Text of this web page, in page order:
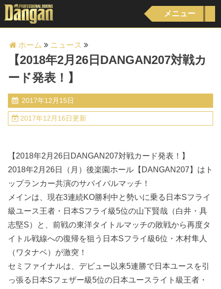
メニュー
ホーム ニュース
【2018年2月26日DANGAN207対戦カ
ード発表！】
2017年12月15日
2017年12月16日更新
【2018年2月26日DANGAN207対戦カード発表！】
2018年2月26日（月）後楽園ホール【DANGAN207】はト
ップランカー共演のサバイバルマッチ！
メインは、現在3連続KO勝利中と勢いに乗る日本Sフライ
級ユース王者・日本Sフライ級5位の山下賢哉（白井・具
志堅S）と、前戦の東洋タイトルマッチの敗戦から再度タ
イトル戦線への復帰を狙う日本Sフライ級6位・木村隼人
（ワタナベ）が激突！
セミファイナルは、デビュー以来5連勝で日本ユースを引
っ張る日本Sフェザー級5位の日本ユースライト級王者・